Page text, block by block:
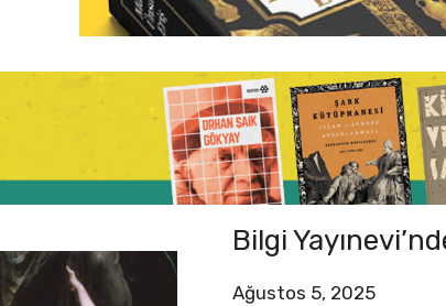
Bilgi
Ağustos 5, 2025